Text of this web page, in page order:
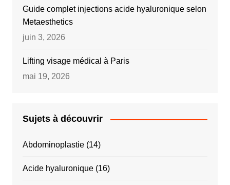
Guide complet injections acide hyaluronique selon
Metaesthetics
juin 3, 2026
Lifting visage médical à Paris
mai 19, 2026
Sujets à découvrir
Abdominoplastie(14)
Acide hyaluronique(16)